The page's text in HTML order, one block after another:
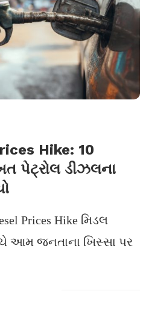
Hike: 10
પેટ્રોલ ડીઝલના
Prices Hike મિડલ
આમ જનતાના ખિસ્સા પર